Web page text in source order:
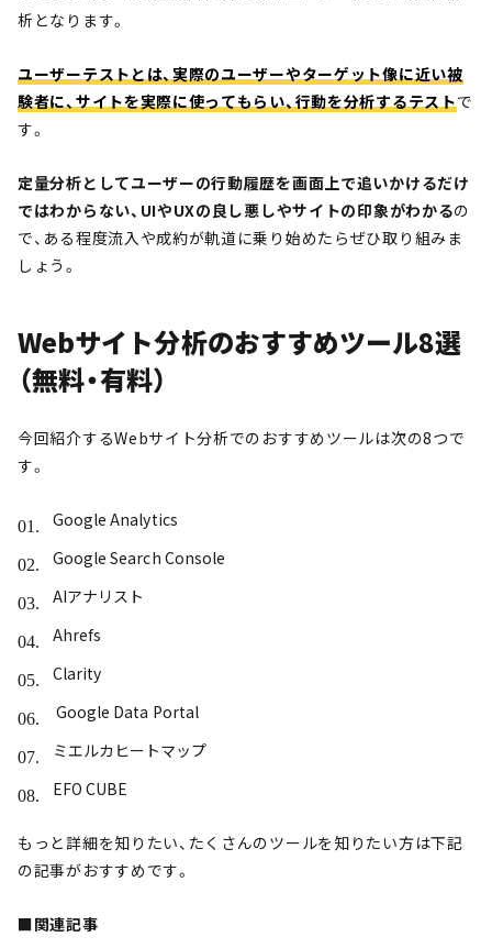
析となります。
ユーザーテストとは、実際のユーザーやターゲット像に近い被
験者に、サイトを実際に使ってもらい、行動を分析するテストで
す。
定量分析としてユーザーの行動履歴を画面上で追いかけるだけ
ではわからない、UIやUXの良し悪しやサイトの印象がわかるの
で、ある程度流入や成約が軌道に乗り始めたらぜひ取り組みま
しょう。
Webサイト分析のおすすめツール8選
（無料・有料）
今回紹介するWebサイト分析でのおすすめツールは次の8つで
す。
Google Analytics
Google Search Console
AIアナリスト
Ahrefs
Clarity
Google Data Portal
ミエルカヒートマップ
EFO CUBE
もっと詳細を知りたい、たくさんのツールを知りたい方は下記
の記事がおすすめです。
■関連記事